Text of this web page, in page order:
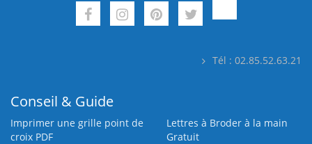
Tél : 02.85.52.63.21
Conseil & Guide
Imprimer une grille point de
croix PDF
Lettres à Broder à la main
Gratuit